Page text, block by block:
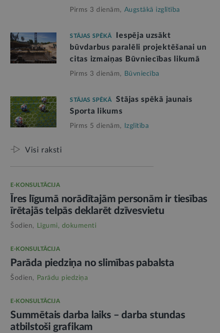
Pirms 3 dienām, Augstākā izglītība
STĀJAS SPĒKĀ
Iespēja uzsākt
būvdarbus paralēli projektēšanai un
citas izmaiņas Būvniecības likumā
Pirms 3 dienām, Būvniecība
STĀJAS SPĒKĀ
Stājas spēkā jaunais
Sporta likums
Pirms 5 dienām, Izglītība
Visi raksti
E-KONSULTĀCIJA
Īres līgumā norādītajām personām ir tiesības
īrētajās telpās deklarēt dzīvesvietu
Šodien, Līgumi, dokumenti
E-KONSULTĀCIJA
Parāda piedziņa no slimības pabalsta
Šodien, Parādu piedziņa
E-KONSULTĀCIJA
Summētais darba laiks – darba stundas
atbilstoši grafikam